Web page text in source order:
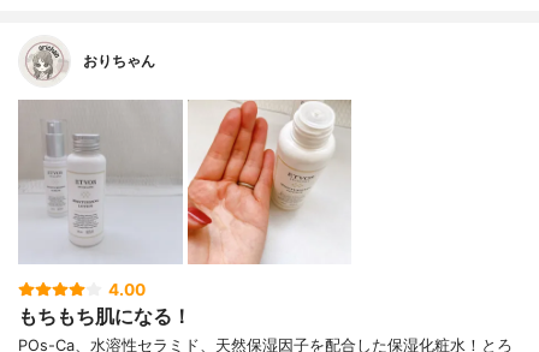
おりちゃん
4.00
もちもち肌になる！
POs-Ca、水溶性セラミド、天然保湿因子を配合した保湿化粧水！とろ